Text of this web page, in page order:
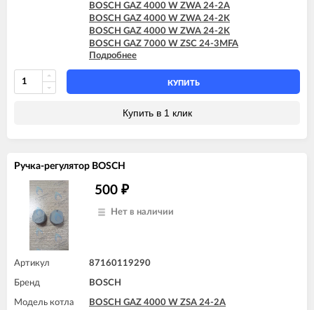
BOSCH GAZ 4000 W ZWA 24-2A
BOSCH GAZ 4000 W ZWA 24-2K
BOSCH GAZ 4000 W ZWA 24-2K
BOSCH GAZ 7000 W ZSC 24-3MFA
BOSCH GAZ 7000 W ZSC 24-3MFK
BOSCH GAZ 7000 W ZSC 35-3MFA
BOSCH GAZ 7000 W ZWC 24-3MFA
BOSCH GAZ 7000 W ZWC 24-3MFK
BOSCH GAZ 7000 W ZWC 28-3MFK
Подробнее
КУПИТЬ
Купить в 1 клик
Ручка-регулятор BOSCH
500 ₽
Нет в наличии
Артикул 87160119290
Бренд BOSCH
Модель котла BOSCH GAZ 4000 W ZSA 24-2A